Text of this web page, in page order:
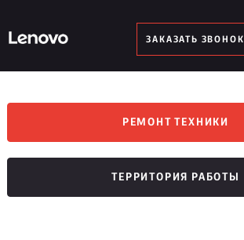
ЗАКАЗАТЬ ЗВОНОК
РЕМОНТ ТЕХНИКИ
ТЕРРИТОРИЯ РАБОТЫ